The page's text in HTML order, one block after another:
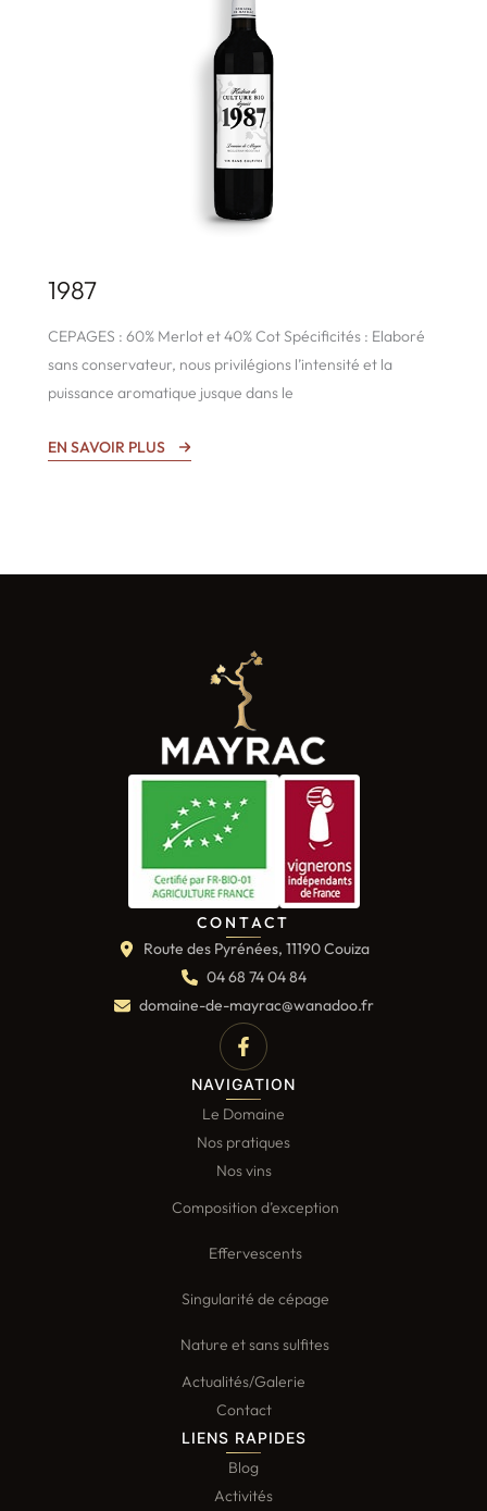
1987
CEPAGES : 60% Merlot et 40% Cot Spécificités : Elaboré
sans conservateur, nous privilégions l’intensité et la
puissance aromatique jusque dans le
EN SAVOIR PLUS
CONTACT
Route des Pyrénées, 11190 Couiza
04 68 74 04 84
domaine-de-mayrac@wanadoo.fr
NAVIGATION
Le Domaine
Nos pratiques
Nos vins
Composition d’exception
Effervescents
Singularité de cépage
Nature et sans sulfites
Actualités/Galerie
Contact
LIENS RAPIDES
Blog
Activités